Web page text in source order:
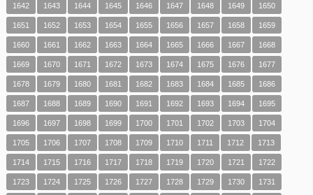
1642 1643 1644 1645 1646 1647 1648 1649 1650
1651 1652 1653 1654 1655 1656 1657 1658 1659
1660 1661 1662 1663 1664 1665 1666 1667 1668
1669 1670 1671 1672 1673 1674 1675 1676 1677
1678 1679 1680 1681 1682 1683 1684 1685 1686
1687 1688 1689 1690 1691 1692 1693 1694 1695
1696 1697 1698 1699 1700 1701 1702 1703 1704
1705 1706 1707 1708 1709 1710 1711 1712 1713
1714 1715 1716 1717 1718 1719 1720 1721 1722
1723 1724 1725 1726 1727 1728 1729 1730 1731